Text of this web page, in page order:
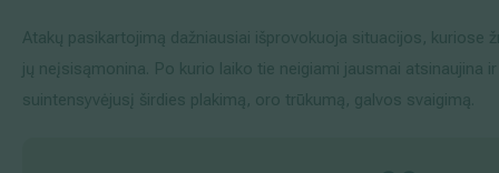
Atakų pasikartojimą dažniausiai išprovokuoja situacijos, kuriose
jų neįsisąmonina. Po kurio laiko tie neigiami jausmai atsinaujina
suintensyvėjusį širdies plakimą, oro trūkumą, galvos svaigimą.